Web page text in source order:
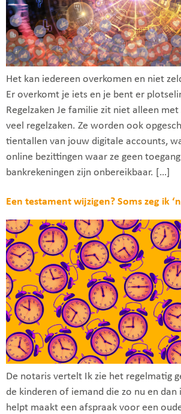
Het kan iedereen overkomen en niet
Er overkomt je iets en je bent er
Regelzaken Je familie zit niet alleen
veel regelzaken. Ze worden ook
tientallen van jouw digitale accounts,
online bezittingen waar ze geen
bankrekeningen zijn onbereikbaar. […]
Een testament wijzigen? Soms zeg ik
De notaris vertelt Ik zie het regelmatig
de kinderen of iemand die zo nu en dan
helpt maakt een afspraak voor een